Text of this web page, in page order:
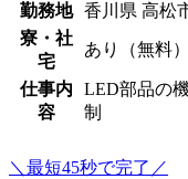
勤務地
香川県 高松
寮・社
宅
あり（無料）
仕事内
容
LED部品の
制
＼最短45秒で完了／